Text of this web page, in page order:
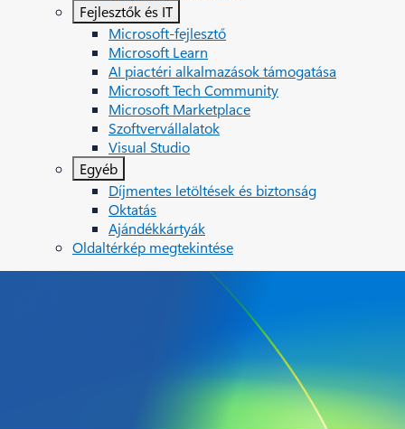
Fejlesztők és IT
Microsoft-fejlesztő
Microsoft Learn
AI piactéri alkalmazások támogatása
Microsoft Tech Community
Microsoft Marketplace
Szoftvervállalatok
Visual Studio
Egyéb
Díjmentes letöltések és biztonság
Oktatás
Ajándékkártyák
Oldaltérkép megtekintése